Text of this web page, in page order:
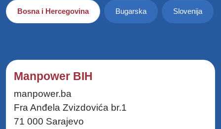
Bosna i Hercegovina Bugarska Slovenija
Manpower BIH
manpower.ba
Fra Anđela Zvizdovića br.1
71 000 Sarajevo